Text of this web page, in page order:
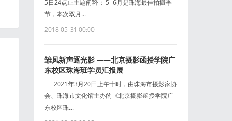
5日24点止主题阐释： 5- 6月是珠海最佳拍摄季
节，本次双月...
2018-05-31 00:00
雏凤新声逐光影 ——北京摄影函授学院广
东校区珠海班学员汇报展
2021年3月20日上午十时，由珠海市摄影家协
会、珠海市文化馆主办的《北京摄影函授学院广
东校区珠...